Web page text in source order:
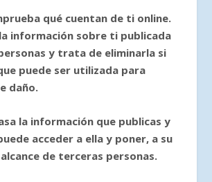
qué cuentan de ti online.
información sobre ti publicada
y trata de eliminarla si
puede ser utilizada para
daño.
la información que publicas y
acceder a ella y poner, a su
de terceras personas.